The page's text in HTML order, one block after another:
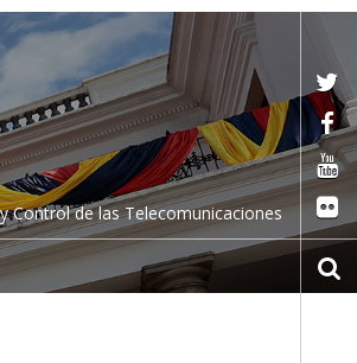
Control de las Telecomunicaciones